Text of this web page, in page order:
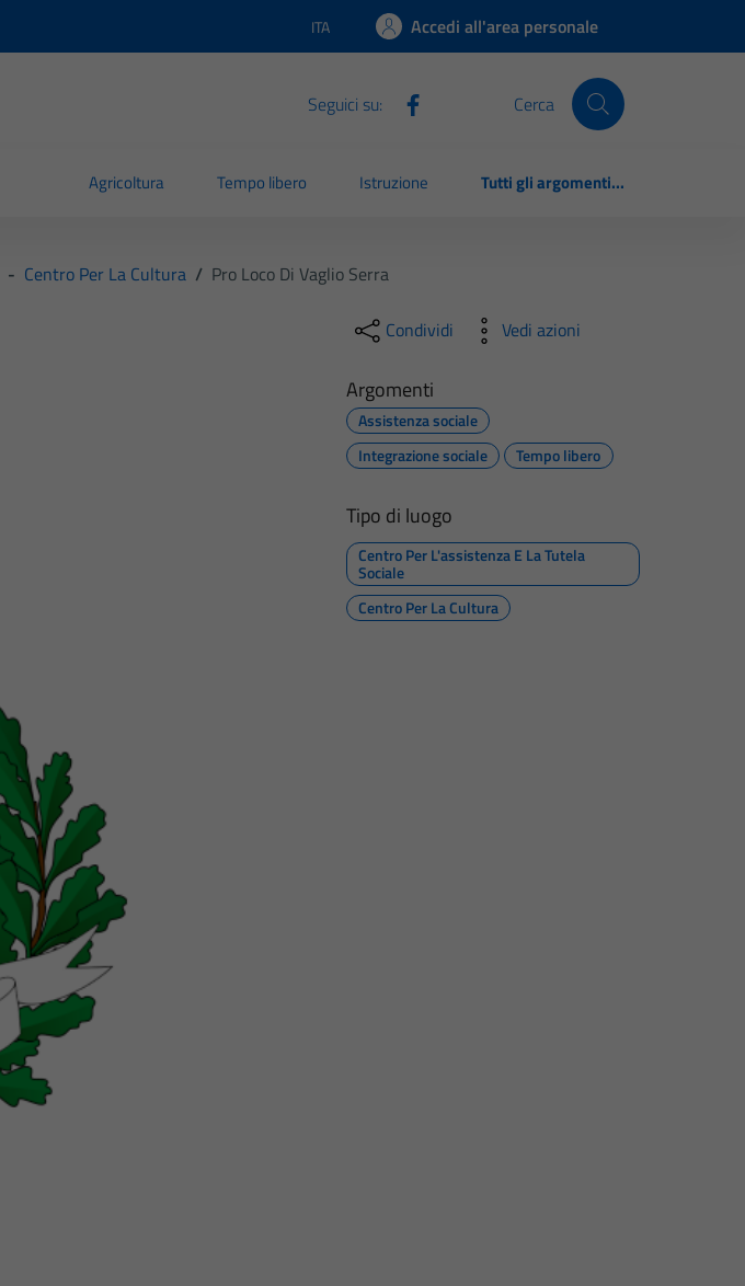
Lingua attiva:
ITA Accedi all'area personale
Seguici su: Cerca
Agricoltura Tempo libero Istruzione Tutti gli argomenti...
- Centro Per La Cultura / Pro Loco Di Vaglio Serra
Condividi Vedi azioni
Argomenti
Assistenza sociale
Integrazione sociale
Tempo libero
Tipo di luogo
Centro Per L'assistenza E La Tutela
Sociale
Centro Per La Cultura